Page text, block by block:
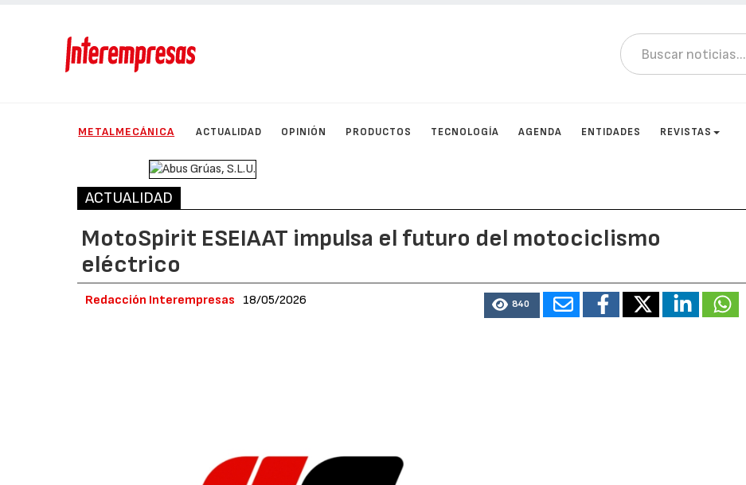
METALMECÁNICA ACTUALIDAD OPINIÓN PRODUCTOS TECNOLOGÍA AGENDA ENTIDADES REVISTAS
ACTUALIDAD
MotoSpirit ESEIAAT impulsa el futuro del motociclismo
eléctrico
Redacción Interempresas 18/05/2026 840